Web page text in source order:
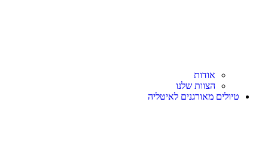
אודות
הצוות שלנו
טיולים מאורגנים לאיטליה